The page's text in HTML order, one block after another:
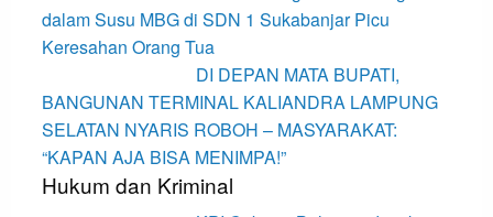
dalam Susu MBG di SDN 1 Sukabanjar Picu
Keresahan Orang Tua
DI DEPAN MATA BUPATI,
BANGUNAN TERMINAL KALIANDRA LAMPUNG
SELATAN NYARIS ROBOH – MASYARAKAT:
“KAPAN AJA BISA MENIMPA!”
Hukum dan Kriminal